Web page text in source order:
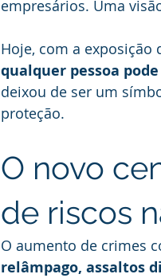
empresários. Uma
Hoje, com a exposição
qualquer pessoa
deixou de ser um
proteção.
O novo
de riscos
O aumento de crimes
relâmpago, assaltos